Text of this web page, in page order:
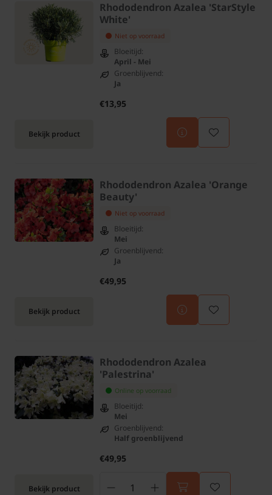
Bekijk product
Rhododendron Azalea 'StarStyle
White'
Niet op voorraad
Bloeitijd:
April - Mei
Groenblijvend:
Ja
€13,95
Bekijk product
Rhododendron Azalea 'Orange
Beauty'
Niet op voorraad
Bloeitijd:
Mei
Groenblijvend:
Ja
€49,95
Bekijk product
Rhododendron Azalea
'Palestrina'
Online op voorraad
Bloeitijd:
Mei
Groenblijvend:
Half groenblijvend
€49,95